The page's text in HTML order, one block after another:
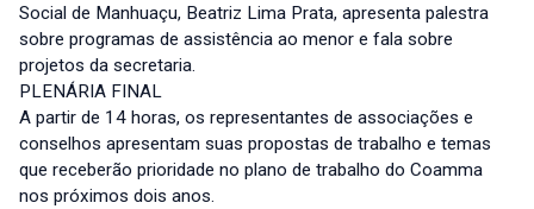
Social de Manhuaçu, Beatriz Lima Prata, apresenta palestra
sobre programas de assistência ao menor e fala sobre
projetos da secretaria.
PLENÁRIA FINAL
A partir de 14 horas, os representantes de associações e
conselhos apresentam suas propostas de trabalho e temas
que receberão prioridade no plano de trabalho do Coamma
nos próximos dois anos.